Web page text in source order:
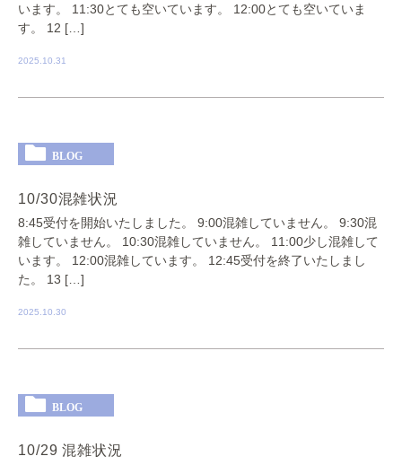
います。 11:30とても空いています。 12:00とても空いていま
す。 12 […]
2025.10.31
BLOG
10/30混雑状況
8:45受付を開始いたしました。 9:00混雑していません。 9:30混
雑していません。 10:30混雑していません。 11:00少し混雑して
います。 12:00混雑しています。 12:45受付を終了いたしまし
た。 13 […]
2025.10.30
BLOG
10/29 混雑状況